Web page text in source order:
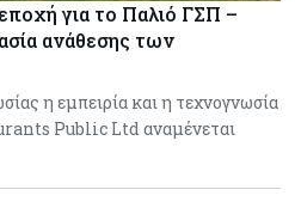
για το Παλιό ΓΣΠ –
ανάθεσης των
η εμπειρία και η τεχνογνωσία
Public Ltd αναμένεται